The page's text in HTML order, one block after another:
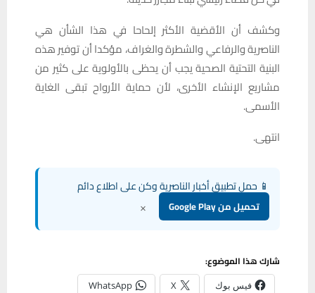
وكشف أن الأقضية الأكثر إلحاحا في هذا الشأن هي
الناصرية والرفاعي والشطرة والغراف، مؤكدا أن توفير هذه
البنية التحتية الصحية يجب أن يحظى بالأولوية على كثير من
مشاريع الإنشاء الأخرى، لأن حماية الأرواح تبقى الغاية
الأسمى.
انتهى.
📱 حمل تطبيق أخبار الناصرية وكن على اطلاع دائم
تحميل من Google Play ×
شارك هذا الموضوع:
فيس بوك X
WhatsApp